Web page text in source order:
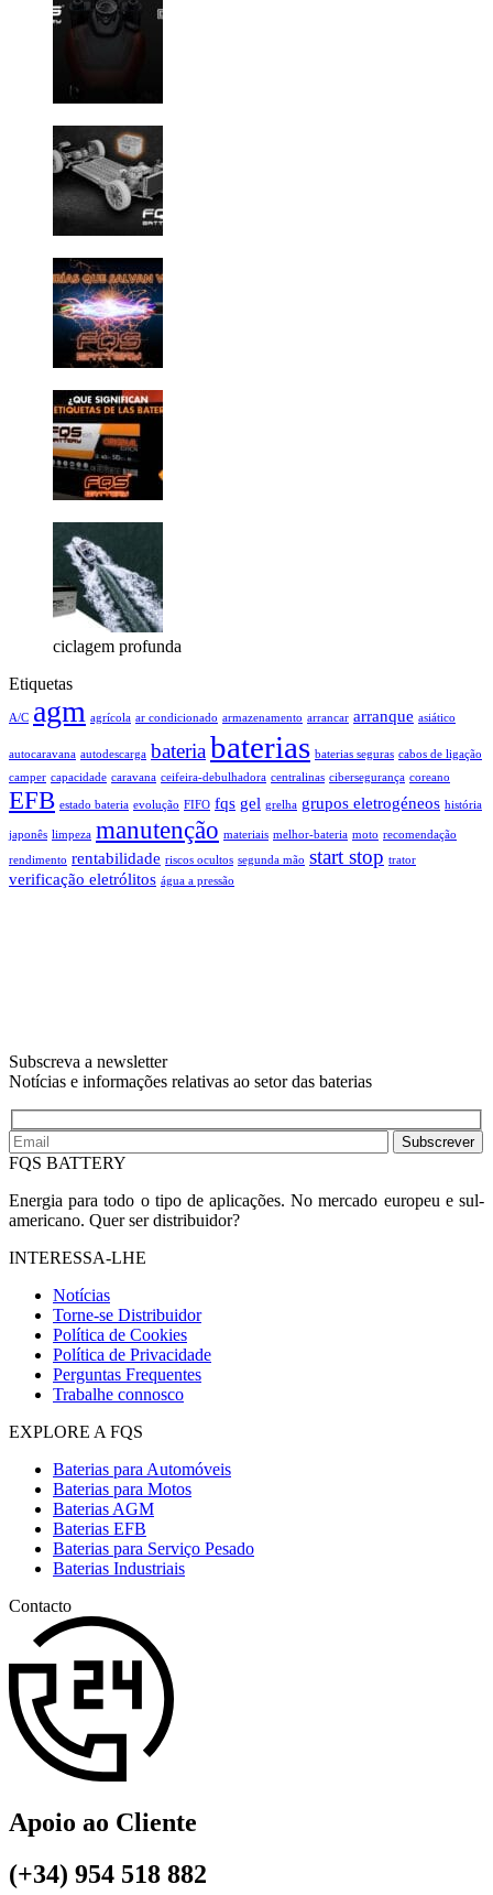
ciclagem profunda
Etiquetas
A/C agm agrícola ar condicionado armazenamento arrancar arranque asiático
autocaravana autodescarga bateriabaterias baterias seguras cabos de ligação
camper capacidade caravana ceifeira-debulhadora centralinas cibersegurança coreano
EFB estado bateria evolução FIFO fqs gel grelha grupos eletrogéneos história
japonês limpeza manutenção materiais melhor-bateria moto recomendação
rendimento rentabilidade riscos ocultos segunda mão start stop trator
verificação eletrólitos água a pressão
Subscreva a newsletter
Notícias e informações relativas ao setor das baterias
Subscrever
FQS BATTERY
Energia para todo o tipo de aplicações. No mercado europeu e sul-
americano. Quer ser distribuidor?
INTERESSA-LHE
Notícias
Torne-se Distribuidor
Política de Cookies
Política de Privacidade
Perguntas Frequentes
Trabalhe connosco
EXPLORE A FQS
Baterias para Automóveis
Baterias para Motos
Baterias AGM
Baterias EFB
Baterias para Serviço Pesado
Baterias Industriais
Contacto
Apoio ao Cliente
(+34) 954 518 882